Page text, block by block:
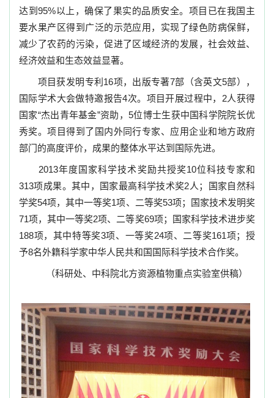
达到95%以上，确保了果实的品质安全。项目已在我国主
要水果产区得到广泛的示范应用，实现了绿色防病保鲜，
减少了农药的污染，促进了区域经济的发展，社会效益、
经济效益和生态效益显著。
项目获发明专利 16项，出版专著7部（含英文5部），
国际学术大会做特邀报告4次。项目开展过程中， 2人获得
国家“杰出青年基金”资助， 5位博士生获中国科学院院长优
秀奖。项目得到了国内外同行专家、应用企业和地方政府
部门的高度评价，成果的整体水平达到国际先进。
2013年度国家科学技术奖励共授奖10位科技专家和
313项成果。其中，国家最高科学技术奖2人；国家自然科
学奖54项，其中一等奖1项、二等奖53项；国家技术发明奖
71项，其中一等奖2项、二等奖69项；国家科学技术进步奖
188项，其中特等奖3项、一等奖24项、二等奖161项；授
予8名外籍科学家中华人民共和国国际科学技术合作奖。
（科研处、中科院北方资源植物重点实验室供稿）